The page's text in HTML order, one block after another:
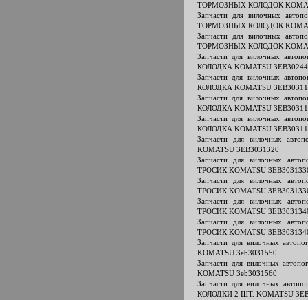
ТОРМОЗНЫХ КОЛОДОК
Запчасти для вилочных
ТОРМОЗНЫХ КОЛОДОК
Запчасти для вилочных
ТОРМОЗНЫХ КОЛОДОК
Запчасти для вилочных
КОЛОДКА KOMATSU
Запчасти для вилочных
КОЛОДКА KOMATSU
Запчасти для вилочных
КОЛОДКА KOMATSU
Запчасти для вилочных
КОЛОДКА KOMATSU
Запчасти для вилочных
KOMATSU 3EB3031320
Запчасти для вилочных
ТРОСИК KOMATSU
Запчасти для вилочных
ТРОСИК KOMATSU
Запчасти для вилочных
ТРОСИК KOMATSU
Запчасти для вилочных
ТРОСИК KOMATSU
Запчасти для вилочных
KOMATSU 3eb3031550
Запчасти для вилочных
KOMATSU 3eb3031560
Запчасти для вилочных
КОЛОДКИ 2 ШТ. KOMATSU